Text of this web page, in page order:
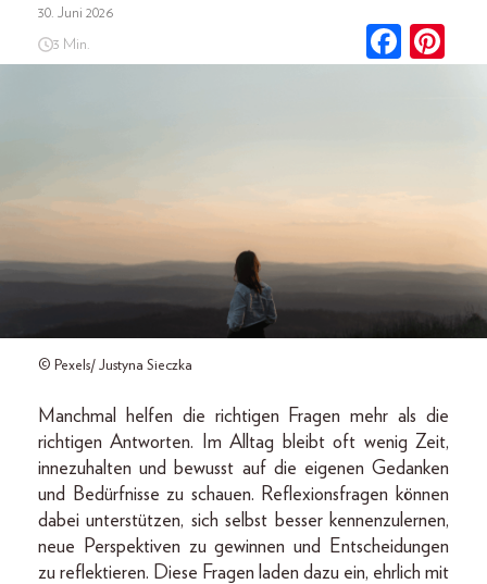
30. Juni 2026
3 Min.
© Pexels/ Justyna Sieczka
Manchmal helfen die richtigen Fragen mehr als die
richtigen Antworten. Im Alltag bleibt oft wenig Zeit,
innezuhalten und bewusst auf die eigenen Gedanken
und Bedürfnisse zu schauen. Reflexionsfragen können
dabei unterstützen, sich selbst besser kennenzulernen,
neue Perspektiven zu gewinnen und Entscheidungen
zu reflektieren. Diese Fragen laden dazu ein, ehrlich mit